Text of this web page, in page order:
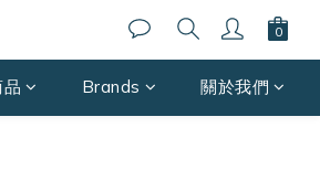
Brands 關於我們